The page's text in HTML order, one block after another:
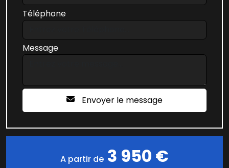
Téléphone
Message
Envoyer le message
A partir de 3 950 €